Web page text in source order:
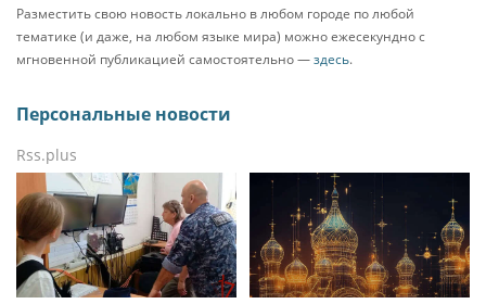
Разместить свою новость локально в любом городе по любой
тематике (и даже, на любом языке мира) можно ежесекундно с
мгновенной публикацией самостоятельно —здесь.
Персональные новости
Rss.plus